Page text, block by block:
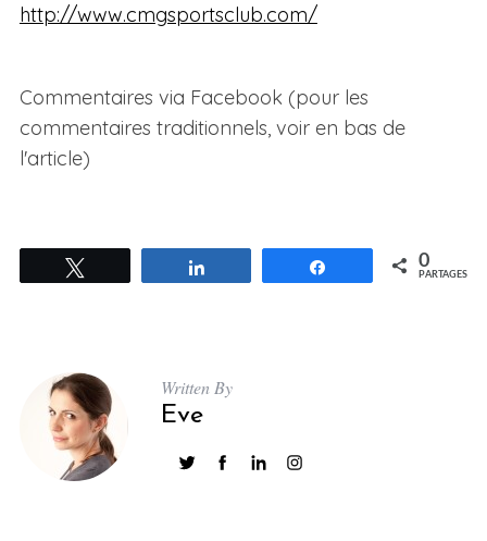
http://www.cmgsportsclub.com/
Commentaires via Facebook (pour les
commentaires traditionnels, voir en bas de
l'article)
Partagez 0
PARTAGES
Written By
Eve
h
: